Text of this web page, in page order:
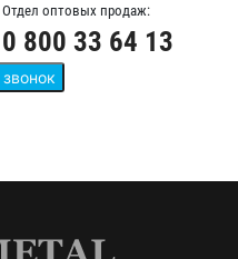
Отдел оптовых продаж:
0 800 33 64 13